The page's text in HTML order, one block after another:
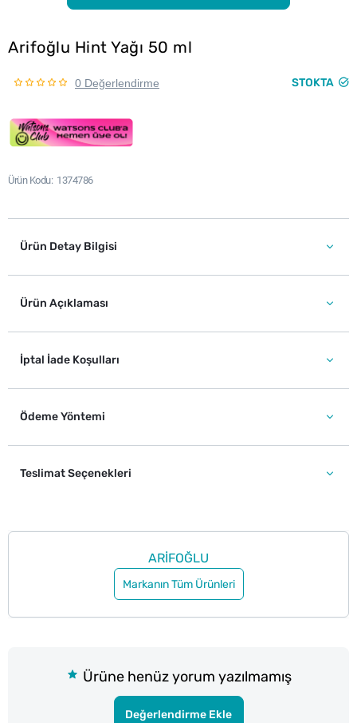
Arifoğlu Hint Yağı 50 ml
0 Değerlendirme STOKTA
Ürün Kodu 1374786
Ürün Detay Bilgisi
Ürün Açıklaması
İptal İade Koşulları
Ödeme Yöntemi
Teslimat Seçenekleri
ARİFOĞLU
Markanın Tüm Ürünleri
Ürüne henüz yorum yazılmamış
Değerlendirme Ekle